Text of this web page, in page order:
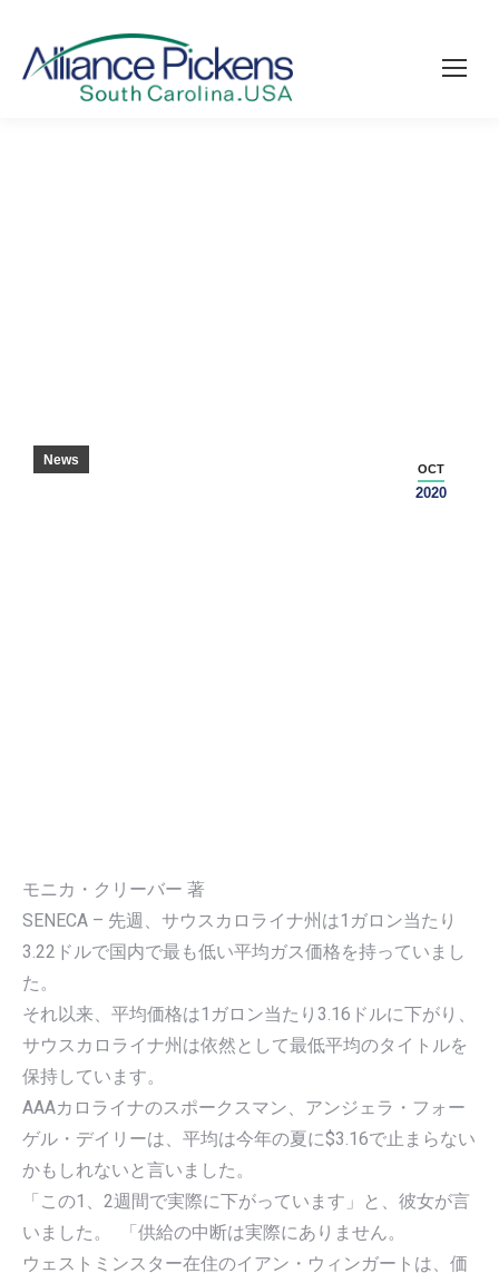
OCT
2020
News
モニカ・クリーバー 著
SENECA – 先週、サウスカロライナ州は1ガロン当たり
3.22ドルで国内で最も低い平均ガス価格を持っていまし
た。
それ以来、平均価格は1ガロン当たり3.16ドルに下がり、
サウスカロライナ州は依然として最低平均のタイトルを
保持しています。
AAAカロライナのスポークスマン、アンジェラ・フォー
ゲル・デイリーは、平均は今年の夏に$3.16で止まらない
かもしれないと言いました。
「この1、2週間で実際に下がっています」と、彼女が言
いました。 「供給の中断は実際にありません。
ウェストミンスター在住のイアン・ウィンガートは、価